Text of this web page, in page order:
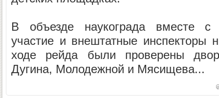
В объезде наукограда вместе с
участие и внештатные инспекторы
ходе рейда были проверены
Дугина, Молодежной и Мясищева...